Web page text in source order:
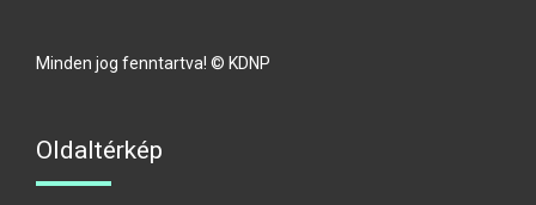
Minden jog fenntartva! © KDNP
Oldaltérkép